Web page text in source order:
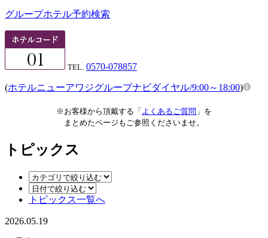
グループホテル予約検索
TEL. 0570-078857
(ホテルニューアワジグループナビダイヤル/9:00～18:00)
※お客様から頂戴する「 よくあるご質問 」を
まとめたページもご参照くださいませ。
トピックス
トピックス一覧へ
2026.05.19